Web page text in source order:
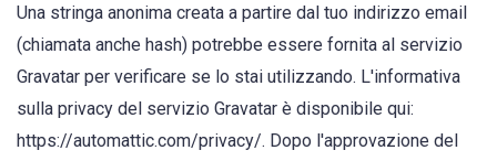
Una stringa anonima creata a partire dal tuo indirizzo email
(chiamata anche hash) potrebbe essere fornita al servizio
Gravatar per verificare se lo stai utilizzando. L'informativa
sulla privacy del servizio Gravatar è disponibile qui:
https://automattic.com/privacy/. Dopo l'approvazione del